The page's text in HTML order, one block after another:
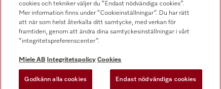
Integritetspolicy
Allmänna villkor
cookies och tekniker väljer du “Endast nödvändiga cookies”.
Mer information finns under “Cookieinställningar”. Du har rätt
att när som helst återkalla ditt samtycke, med verkan för
framtiden, genom att ändra dina samtyckesinställningar i vårt
“integritetspreferenscenter”.
Miele AB Integritetspolicy Cookies
Godkänn alla cookies Endast nödvändiga cookies